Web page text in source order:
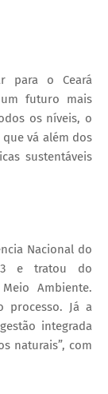
para o Ceará
futuro mais
os níveis, o
vá além dos
sustentáveis
Nacional do
e tratou do
Ambiente.
processo. Já a
integrada
naturais”, com